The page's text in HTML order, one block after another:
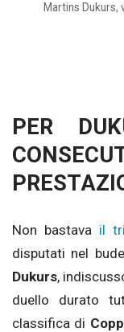
Martins
PER
Non bastava il
disputati nel
Dukurs,
duello durato
classifica di